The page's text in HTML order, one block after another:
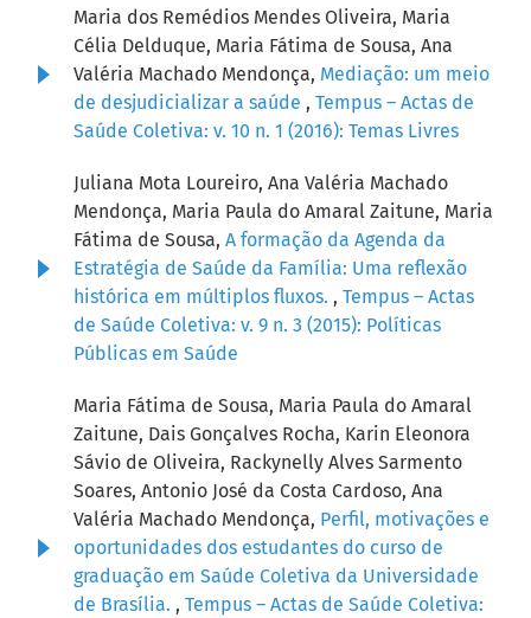
Maria dos Remédios Mendes Oliveira, Maria
Célia Delduque, Maria Fátima de Sousa, Ana
Valéria Machado Mendonça, Mediação: um meio
de desjudicializar a saúde , Tempus – Actas de
Saúde Coletiva: v. 10 n. 1 (2016): Temas Livres
Juliana Mota Loureiro, Ana Valéria Machado
Mendonça, Maria Paula do Amaral Zaitune, Maria
Fátima de Sousa, A formação da Agenda da
Estratégia de Saúde da Família: Uma reflexão
histórica em múltiplos fluxos. , Tempus – Actas
de Saúde Coletiva: v. 9 n. 3 (2015): Políticas
Públicas em Saúde
Maria Fátima de Sousa, Maria Paula do Amaral
Zaitune, Dais Gonçalves Rocha, Karin Eleonora
Sávio de Oliveira, Rackynelly Alves Sarmento
Soares, Antonio José da Costa Cardoso, Ana
Valéria Machado Mendonça, Perfil, motivações e
oportunidades dos estudantes do curso de
graduação em Saúde Coletiva da Universidade
de Brasília. , Tempus – Actas de Saúde Coletiva: